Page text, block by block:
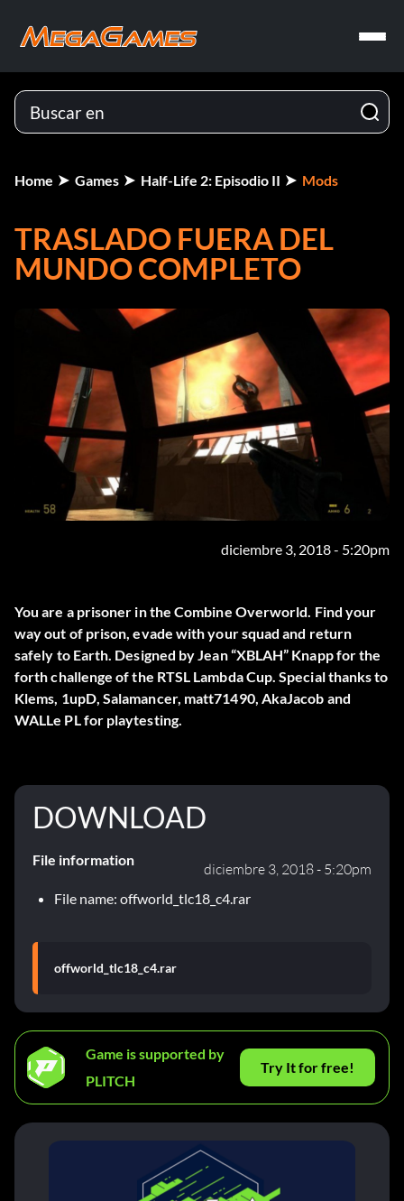
Home Games Half-Life 2: Episodio II Mods
TRASLADO FUERA DEL
MUNDO COMPLETO
diciembre 3, 2018 - 5:20pm
You are a prisoner in the Combine Overworld. Find your
way out of prison, evade with your squad and return
safely to Earth. Designed by Jean “XBLAH” Knapp for the
forth challenge of the RTSL Lambda Cup. Special thanks to
Klems, 1upD, Salamancer, matt71490, AkaJacob and
WALLe PL for playtesting.
DOWNLOAD
File information
diciembre 3, 2018 - 5:20pm
File name: offworld_tlc18_c4.rar
offworld_tlc18_c4.rar
Game is supported by
PLITCH
Try It for free!